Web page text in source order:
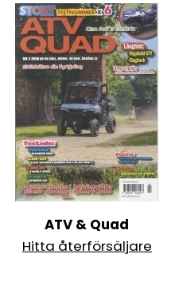
ATV & Quad
Hitta återförsäljare